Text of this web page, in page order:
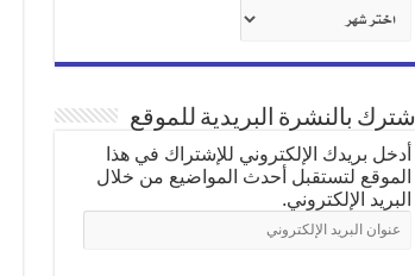
شهري
اشترك بالنشرة البريدية للموقع
أدخل بريدك الإلكتروني للإشتراك في هذا
الموقع لتستقبل أحدث المواضيع من خلال
البريد الإلكتروني.
عنوان
البريد